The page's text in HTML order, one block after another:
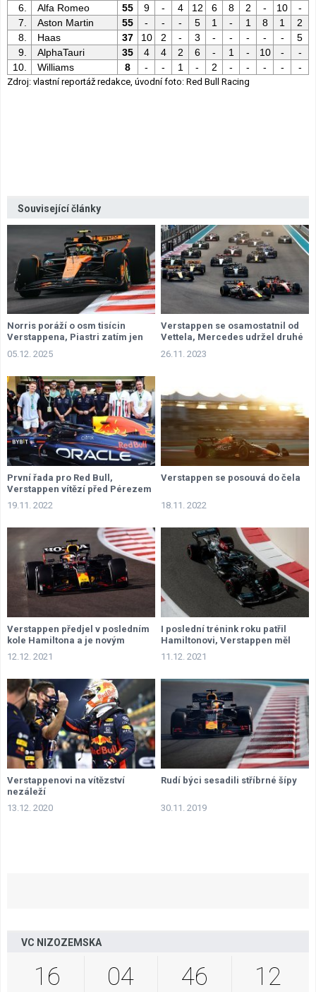
6.
Alfa Romeo 55 9 - 4 12 6 8 2 - 10 -
7.
Aston Martin 55 - - - 5 1 - 1 8 1 2
8.
Haas 37 10 2 - 3 - - - - - 5
9.
AlphaTauri 35 4 4 2 6 - 1 - 10 - -
10.
Williams 8 - - 1 - 2 - - - - -
Zdroj: vlastní reportáž redakce, úvodní foto: Red Bull Racing
Související články
Norris poráží o osm tisícin
Verstappena, Piastri zatím jen
přihlíží
05.12. 2025
Verstappen se osamostatnil od
Vettela, Mercedes udržel druhé
místo
26.11. 2023
První řada pro Red Bull,
Verstappen vítězí před Pérezem
19.11. 2022
Verstappen se posouvá do čela
18.11. 2022
Verstappen předjel v posledním
kole Hamiltona a je novým
šampionem
12.12. 2021
I poslední trénink roku patřil
Hamiltonovi, Verstappen měl
problémy se zadním křídlem
11.12. 2021
Verstappenovi na vítězství
nezáleží
13.12. 2020
Rudí býci sesadili stříbrné šípy
30.11. 2019
VC NIZOZEMSKA
16 04 46 10